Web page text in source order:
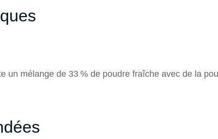
un mélange de 33 % de poudre fraîche avec de la